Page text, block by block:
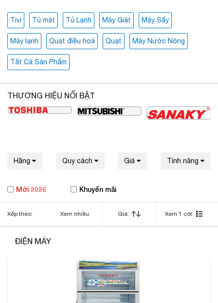
Tivi Tủ mát Tủ Lạnh Máy Giặt Máy Sấy
Máy lạnh Quạt điều hoà Quạt Máy Nước Nóng
Tất Cả Sản Phẩm
THƯƠNG HIỆU NỔI BẬT
Hãng Quy cách Giá Tính năng
Mới 2026 Khuyến mãi
Xếp theo: Xem nhiều Giá: Xem 1 cột:
ĐIỆN MÁY